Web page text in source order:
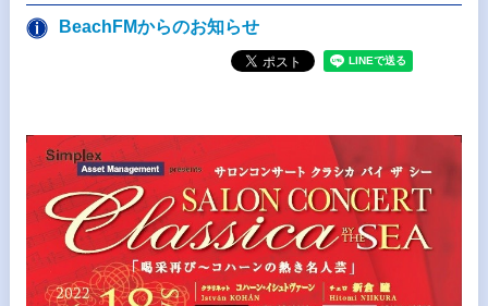
BeachFMからのお知らせ